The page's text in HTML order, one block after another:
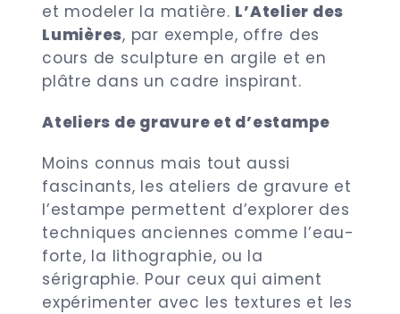
et modeler la matière. L’Atelier des
Lumières, par exemple, offre des
cours de sculpture en argile et en
plâtre dans un cadre inspirant.
Ateliers de gravure et d’estampe
Moins connus mais tout aussi
fascinants, les ateliers de gravure et
l’estampe permettent d’explorer des
techniques anciennes comme l’eau-
forte, la lithographie, ou la
sérigraphie. Pour ceux qui aiment
expérimenter avec les textures et les